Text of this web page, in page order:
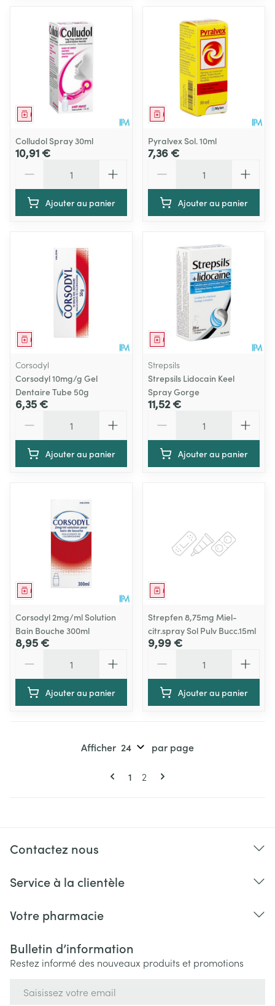
Médicament
Colludol Spray 30ml
10,91 €
Ajouter au panier
Médicament
Pyralvex Sol. 10ml
7,36 €
Ajouter au panier
Médicament
Corsodyl
Corsodyl 10mg/g Gel
Dentaire Tube 50g
6,35 €
Ajouter au panier
Médicament
Strepsils
Strepsils Lidocain Keel
Spray Gorge
11,52 €
Ajouter au panier
Médicament
Corsodyl 2mg/ml Solution
Bain Bouche 300ml
8,95 €
Ajouter au panier
Médicament
Strepfen 8,75mg Miel-
citr.spray Sol Pulv Bucc.15ml
9,99 €
Ajouter au panier
Pages
Vous lisez actuellement la page
1 Page
2
Afficher par page
Contactez nous
Service à la clientèle
Votre pharmacie
Bulletin d’information
Restez informé des nouveaux produits et promotions